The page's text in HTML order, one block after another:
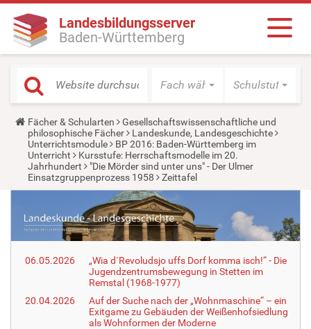
Landesbildungsserver
Baden-Württemberg
Fach wählen Schulstufe
Y
o
u
a
r
e
h
e
:
Fächer & Schularten
Gesellschaftswissenschaftliche und
philosophische Fächer
Landeskunde, Landesgeschichte
Unterrichtsmodule
BP 2016: Baden-Württemberg im
Unterricht
Kursstufe: Herrschaftsmodelle im 20.
Jahrhundert
"Die Mörder sind unter uns" - Der Ulmer
Einsatzgruppenprozess 1958
Zeittafel
06.05.2026
„Wia d´Revoludsjo uffs Dorf komma isch!“ - Die
Jugendzentrumsbewegung in Stetten im
Remstal (1968-1977)
20.04.2026
Auf der Suche nach der „Wohnmaschine“ – ein
Exitgame zu Gebäuden der Weißenhofsiedlung
als Wohnformen der Moderne